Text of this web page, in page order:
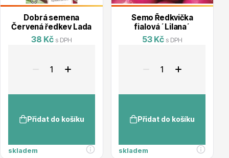
Nářadí, příslušenství
Dobrá semena
Červená ředkev Lada
38 Kč s DPH
Přidat do košíku
skladem
Semo Ředkvička
fialová ´Lilana´
53 Kč s DPH
Přidat do košíku
skladem